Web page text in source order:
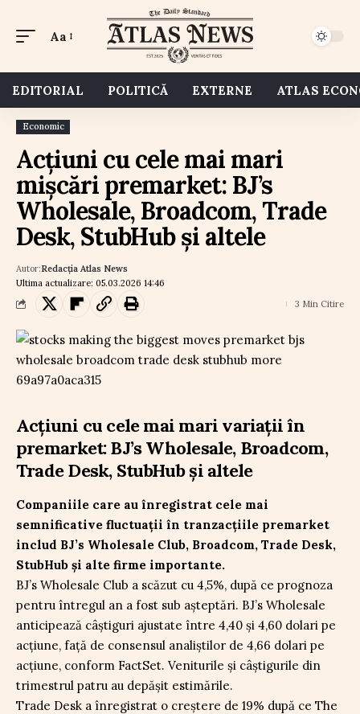
Aa
EDITORIAL POLITICĂ EXTERNE ATLAS
Economic
Acțiuni cu cele mai mari
mișcări premarket: BJ’s
Wholesale, Broadcom, Trade
Desk, StubHub și altele
Ultima actualizare: 05.03.2026 14:46
Autor:Redacția Atlas News
3 Min Citire
Acțiuni cu cele mai mari variații în
premarket: BJ’s Wholesale, Broadcom,
Trade Desk, StubHub și altele
Companiile care au înregistrat cele mai
semnificative fluctuații în tranzacțiile premarket
includ BJ’s Wholesale Club, Broadcom, Trade Desk,
StubHub și alte firme importante.
BJ’s Wholesale Club a scăzut cu 4,5%, după ce prognoza
pentru întregul an a fost sub așteptări. BJ’s Wholesale
anticipează câștiguri ajustate între 4,40 și 4,60 dolari pe
acțiune, față de consensul analiștilor de 4,66 dolari pe
acțiune, conform FactSet. Veniturile și câștigurile din
trimestrul patru au depășit estimările.
Trade Desk a înregistrat o creștere de 19% după ce The